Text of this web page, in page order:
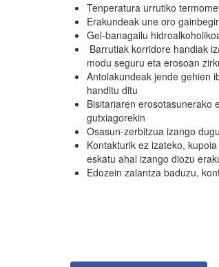
Tenperatura urrutiko
Erakundeak une oro
Gel-banagailu
Barrutiak korridore handiak
modu seguru eta erosoan
Antolakundeak jende gehien
handitu ditu
Bisitariaren erosotasunerako
gutxiagorekin
Osasun-zerbitzua izango
Kontakturik ez izateko,
eskatu ahal izango diozu
Edozein zalantza baduzu,